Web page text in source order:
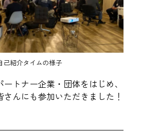
己紹介タイムの様子
トナー企業・団体をはじめ、
んにも参加いただきました！